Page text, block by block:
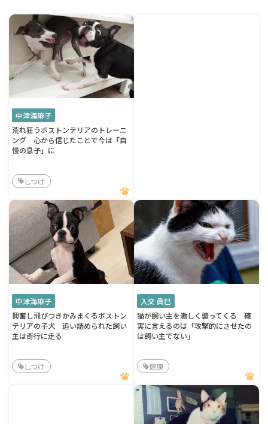
中津海麻子
荒れ狂うボストンテリアのトレーニ
ング 心から信じたことで今は「自
慢の息子」に
しつけ
中津海麻子
興奮し飛びつきかみまくるボストン
テリアの子犬 追い詰められた飼い
主は奇行に走る
しつけ
入交 眞巳
猫が飼い主を激しく襲ってくる 確
実に言えるのは「攻撃的にさせたの
は飼い主でない」
健康